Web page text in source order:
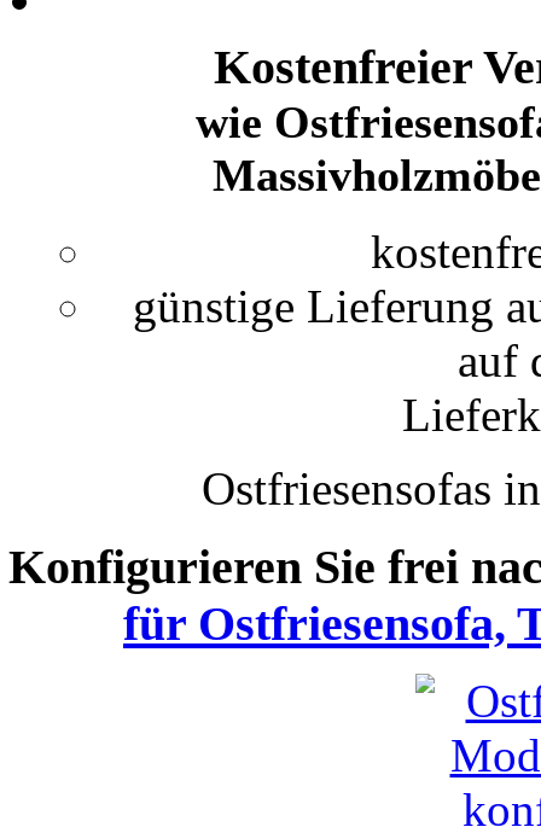
Kostenfreier
wie
günstige Lieferung
auf
Ostfriesensofas
Konfigurieren Sie frei
für Ostfriesensofa,